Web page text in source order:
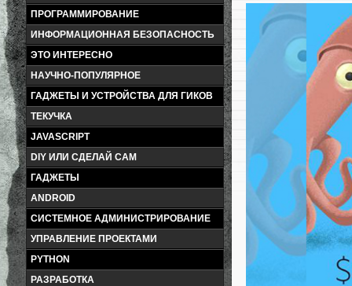
ПРОГРАММИРОВАНИЕ
ИНФОРМАЦИОННАЯ БЕЗОПАСНОСТЬ
ЭТО ИНТЕРЕСНО
НАУЧНО-ПОПУЛЯРНОЕ
ГАДЖЕТЫ И УСТРОЙСТВА ДЛЯ ГИКОВ
ТЕКУЧКА
JAVASCRIPT
DIY ИЛИ СДЕЛАЙ САМ
ГАДЖЕТЫ
ANDROID
СИСТЕМНОЕ АДМИНИСТРИРОВАНИЕ
УПРАВЛЕНИЕ ПРОЕКТАМИ
PYTHON
РАЗРАБОТКА